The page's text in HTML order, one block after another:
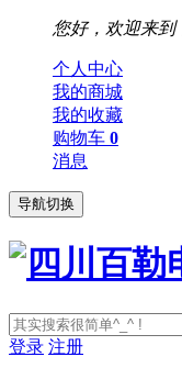
您好，欢迎来到
个人中心
我的商城
我的收藏
购物车 0
消息
导航切换
登录 注册